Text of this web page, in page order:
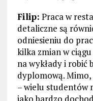
Filip: Praca w
detaliczne są
odniesieniu do
kilka zmian w
na wykłady i robić
dyplomową. Mimo,
– wielu studentów